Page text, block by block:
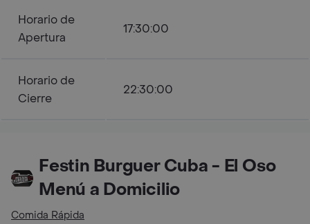
Horario de
Apertura
17:30:00
Horario de
Cierre
22:30:00
Festin Burguer Cuba - El Oso
Menú a Domicilio
Comida Rápida